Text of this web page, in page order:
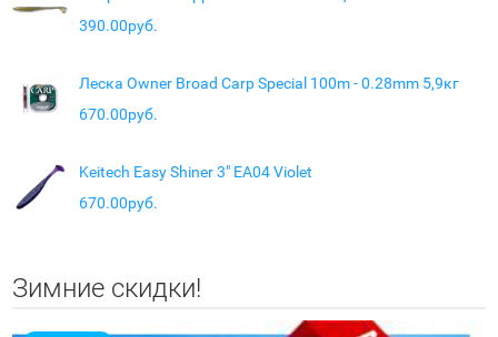
390.00руб.
Леска Owner Broad Carp Special 100m - 0.28mm 5,9кг
670.00руб.
Keitech Easy Shiner 3" EA04 Violet
670.00руб.
Зимние скидки!